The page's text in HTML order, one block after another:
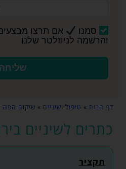
דף הבית » טיפולי שיניים » שיקום הפה
כתרים לשיניים
תקציר
סמנו
אם תרצו
והרשמה לניוזלטר שלנו
שליחה